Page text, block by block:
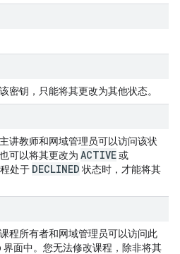
密钥，只能将其更改为其他状态。
讲教师和网域管理员可以访问该状
可以将其更改为 ACTIVE或
处于 DECLINED 状态时，才能将其
程所有者和网域管理员可以访问此
面中。您无法修改课程，除非将其